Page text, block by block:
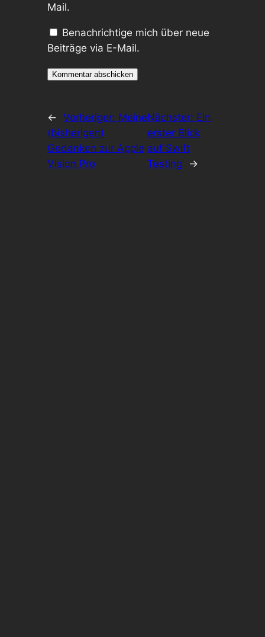
Mail.
Benachrichtige mich über neue
Beiträge via E-Mail.
← Vorheriger: Meine
(bisherigen)
Gedanken zur Apple
Vision Pro
Nächster: Ein
erster Blick
auf Swift
Testing
→